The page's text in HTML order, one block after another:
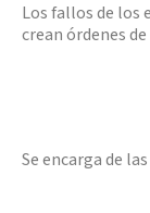
Los fallos de
crean órdenes
Se encarga de